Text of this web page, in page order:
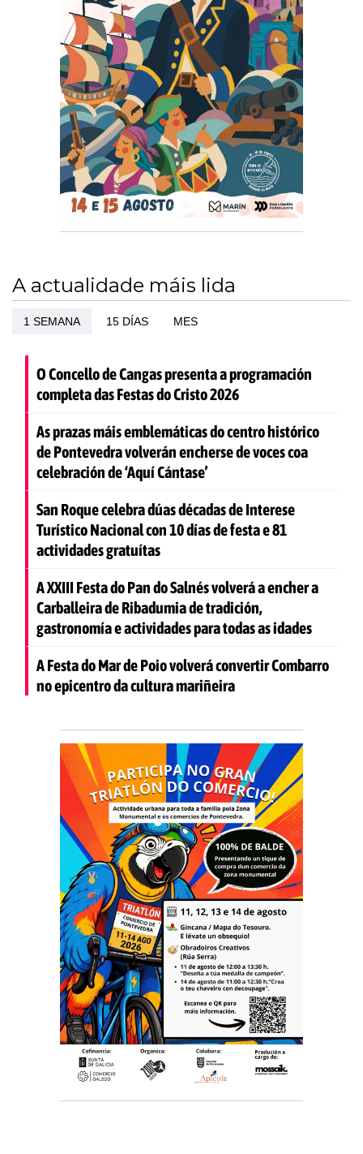
A actualidade máis lida
1 SEMANA 15 DÍAS MES
O Concello de Cangas presenta a programación
completa das Festas do Cristo 2026
As prazas máis emblemáticas do centro histórico
de Pontevedra volverán encherse de voces coa
celebración de ‘Aquí Cántase’
San Roque celebra dúas décadas de Interese
Turístico Nacional con 10 días de festa e 81
actividades gratuítas
A XXIII Festa do Pan do Salnés volverá a encher a
Carballeira de Ribadumia de tradición,
gastronomía e actividades para todas as idades
A Festa do Mar de Poio volverá convertir Combarro
no epicentro da cultura mariñeira